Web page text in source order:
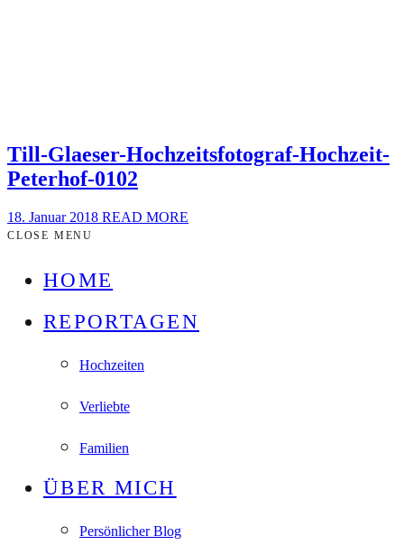
Till-Glaeser-Hochzeitsfotograf-Hochzeit-
Peterhof-0102
18. Januar 2018 READ MORE
CLOSE MENU
HOME
REPORTAGEN
Hochzeiten
Verliebte
Familien
ÜBER MICH
Persönlicher Blog